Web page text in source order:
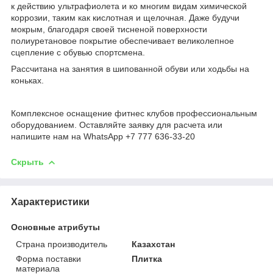
к действию ультрафиолета и ко многим видам химической
коррозии, таким как кислотная и щелочная. Даже будучи
мокрым, благодаря своей тисненой поверхности
полиуретановое покрытие обеспечивает великолепное
сцепление с обувью спортсмена.
Рассчитана на занятия в шипованной обуви или ходьбы на
коньках.
Комплексное оснащение фитнес клубов профессиональным
оборудованием. Оставляйте заявку для расчета или
напишите нам на WhatsApp +7 777 636-33-20
Скрыть
Характеристики
Основные атрибуты
Страна производитель
Казахстан
Форма поставки
материала
Плитка